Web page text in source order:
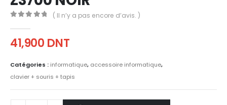
( Il n’y a pas encore d’avis. )
41,900 DNT
Catégories : informatique, accessoire informatique,
clavier + souris + tapis